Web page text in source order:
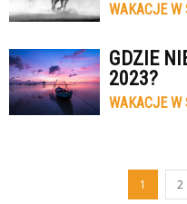
WAKACJE W
GDZIE
2023?
WAKACJE W
1 2